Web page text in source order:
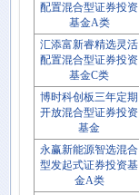
配置混合型证券投资
基金A类
汇添富新睿精选灵活
配置混合型证券投资
基金C类
博时科创板三年定期
开放混合型证券投资
基金
永赢新能源智选混合
型发起式证券投资基
金A类